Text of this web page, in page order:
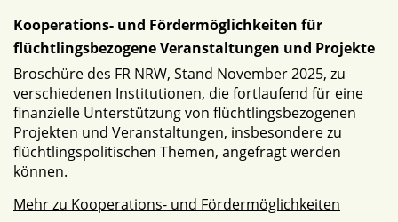
Kooperations- und Fördermöglichkeiten für
flüchtlingsbezogene Veranstaltungen und Projekte
Broschüre des FR NRW, Stand November 2025, zu
verschiedenen Institutionen, die fortlaufend für eine
finanzielle Unterstützung von flüchtlingsbezogenen
Projekten und Veranstaltungen, insbesondere zu
flüchtlingspolitischen Themen, angefragt werden
können.
Mehr zu Kooperations- und Fördermöglichkeiten